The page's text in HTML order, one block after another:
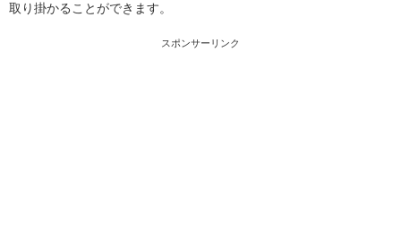
取り掛かることができます。
スポンサーリンク